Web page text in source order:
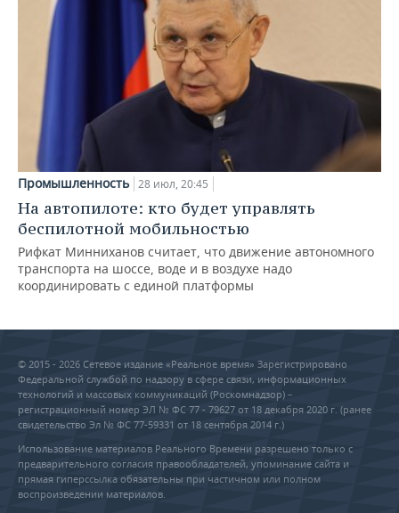
Промышленность 28 июл, 20:45
На автопилоте: кто будет управлять
беспилотной мобильностью
Рифкат Минниханов считает, что движение автономного
транспорта на шоссе, воде и в воздухе надо
координировать с единой платформы
© 2015 - 2026 Сетевое издание «Реальное время» Зарегистрировано
Федеральной службой по надзору в сфере связи, информационных
технологий и массовых коммуникаций (Роскомнадзор) –
регистрационный номер ЭЛ № ФС 77 - 79627 от 18 декабря 2020 г. (ранее
свидетельство Эл № ФС 77-59331 от 18 сентября 2014 г.)
Использование материалов Реального Времени разрешено только с
предварительного согласия правообладателей, упоминание сайта и
прямая гиперссылка обязательны при частичном или полном
воспроизведении материалов.